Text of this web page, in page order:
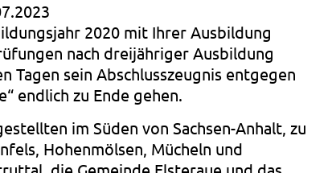
2020 mit Ihrer Ausbildung
nach dreijähriger Ausbildung
sein Abschlusszeugnis entgegen
endlich zu Ende gehen.
im Süden von Sachsen-Anhalt, zu
Hohenmölsen, Mücheln und